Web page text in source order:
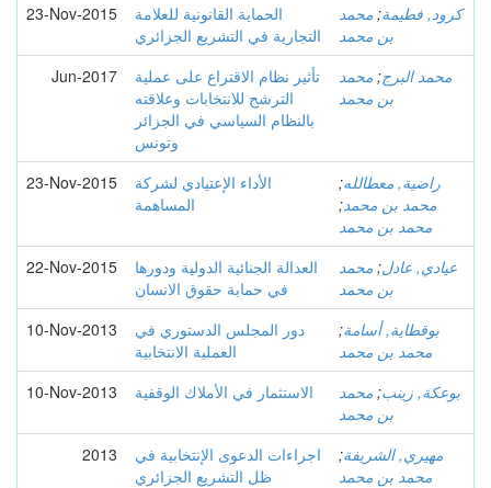
23-Nov-2015
الحماية القانونية للعلامة
التجارية في التشريع الجزائري
كرود, فطيمة; محمد
بن محمد
Jun-2017
تأثير نظام الاقتراع على عملية
الترشح للانتخابات وعلاقته
بالنظام السياسي في الجزائر
وتونس
محمد البرج; محمد
بن محمد
23-Nov-2015
الأداء الإعتيادي لشركة
المساهمة
راضية, معطالله;
محمد بن محمد;
محمد بن محمد
22-Nov-2015
العدالة الجنائية الدولية ودورها
في حماية حقوق الانسان
عيادي, عادل; محمد
بن محمد
10-Nov-2013
دور المجلس الدستوري في
العملية الانتخابية
بوقطاية, أسامة;
محمد بن محمد
10-Nov-2013
الاستثمار في الأملاك الوقفية بوعكة, زينب; محمد
بن محمد
2013
اجراءات الدعوى الإنتخابية في
ظل التشريع الجزائري
مهيري, الشريفة;
محمد بن محمد